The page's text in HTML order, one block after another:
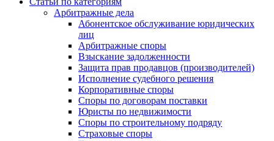
Арбитражные дела
Абонентское обслуживание юридических
лиц
Арбитражные споры
Взыскание задолженности
Защита прав продавцов (производителей)
Исполнение судебного решения
Корпоративные споры
Споры по договорам поставки
Юристы по недвижимости
Споры по строительному подряду
Страховые споры